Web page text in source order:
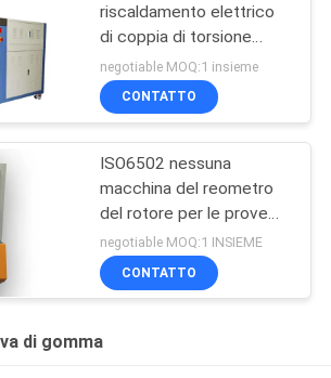
riscaldamento elettrico
di coppia di torsione
60ML più la gamma 0-
300Nm di coppia di
torsione del miscelatore
negotiable MOQ:1 insieme
CONTATTO
ISO6502 nessuna
macchina del reometro
del rotore per le prove
della gomma
negotiable MOQ:1 INSIEME
CONTATTO
di gomma